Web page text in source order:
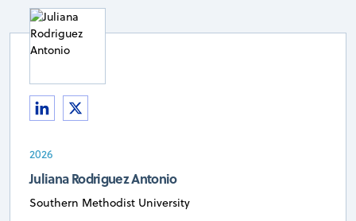
2026
Juliana Rodriguez Antonio
Southern Methodist University